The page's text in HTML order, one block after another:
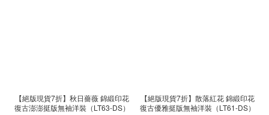
【絕版現貨7折】秋日薔薇 錦緞印花
復古澎澎挺版無袖洋裝（LT63-DS）
【絕版現貨7折】散落紅花 錦緞印花
復古優雅挺版無袖洋裝（LT61-DS）